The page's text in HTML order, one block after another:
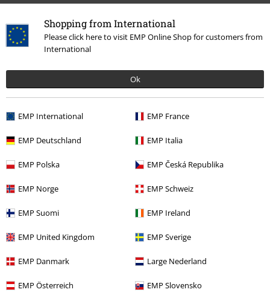
Shopping from International
Please click here to visit EMP Online Shop for customers from
International
Ok
EMP International EMP France
EMP Deutschland EMP Italia
EMP Polska EMP Česká Republika
EMP Norge EMP Schweiz
EMP Suomi EMP Ireland
EMP United Kingdom EMP Sverige
EMP Danmark Large Nederland
EMP Österreich EMP Slovensko
Podělte se o váš názor "Vybíjený pásek".
Napsat hodnocení
Třídit podle
Datum
Za tu cenu super
podotknout, ze s nim nebylo zachazeno v rukavickach:))